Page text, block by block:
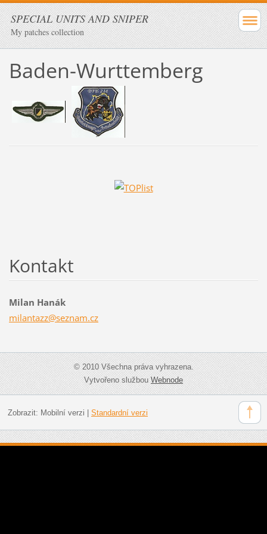
SPECIAL UNITS AND SNIPER
My patches collection
Baden-Wurttemberg
Kontakt
Milan Hanák
milantazz@seznam.cz
© 2010 Všechna práva vyhrazena.
Vytvořeno službouWebnode
Zobrazit: Mobilní verzi Standardní verzi